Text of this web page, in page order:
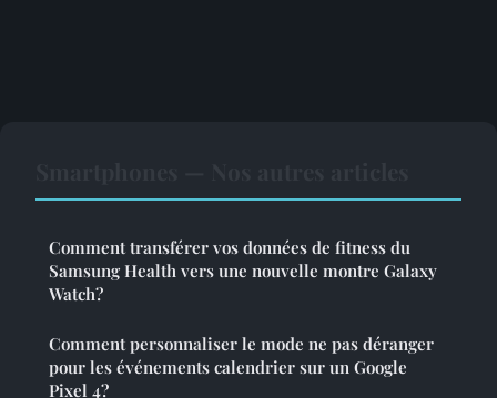
Comment transférer vos données de fitness du
Samsung Health vers une nouvelle montre Galaxy
Watch?
Comment personnaliser le mode ne pas déranger
pour les événements calendrier sur un Google
Pixel 4?